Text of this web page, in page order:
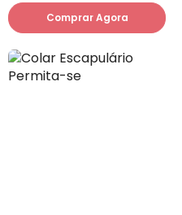
Comprar Agora